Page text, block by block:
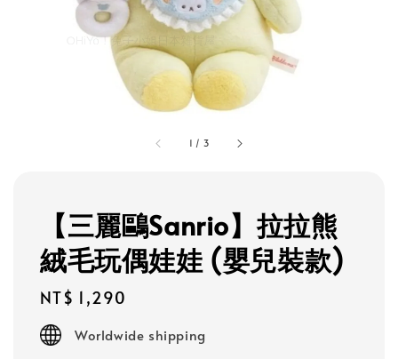
1 / 3
【三麗鷗Sanrio】拉拉熊
絨毛玩偶娃娃 (嬰兒裝款)
Regular
price
NT$ 1,290
Worldwide shipping